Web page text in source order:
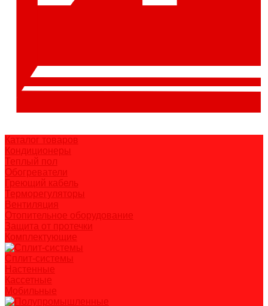
Каталог товаров
Кондиционеры
Теплый пол
Обогреватели
Греющий кабель
Терморегуляторы
Вентиляция
Отопительное оборудование
Защита от протечки
Комплектующие
Сплит-системы
Настенные
Кассетные
Мобильные